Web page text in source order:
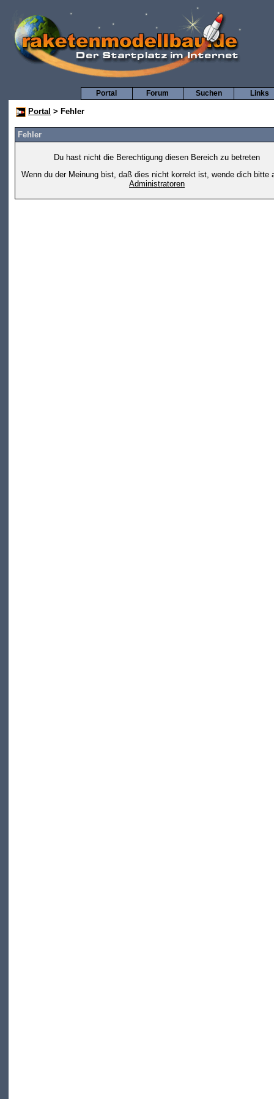
Links
Suchen
Forum
Portal
Portal > Fehler
Fehler
Du hast nicht die Berechtigung diesen Bereich zu betreten
Wenn du der Meinung bist, daß dies nicht korrekt ist, wende dich bitte
Administratoren